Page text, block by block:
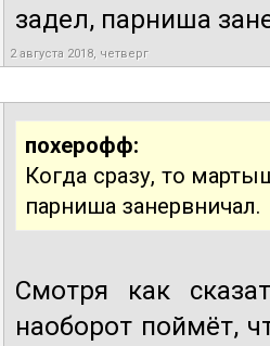
задел, парниша
2 августа 2018, четверг
похерофф:
Когда сразу, то
парниша занервничал.
Смотря как
наоборот поймёт,